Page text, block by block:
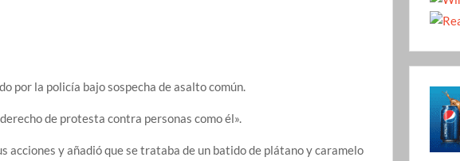
por la policía bajo sospecha de asalto común.
de protesta contra personas como él».
acciones y añadió que se trataba de un batido de plátano y caramelo